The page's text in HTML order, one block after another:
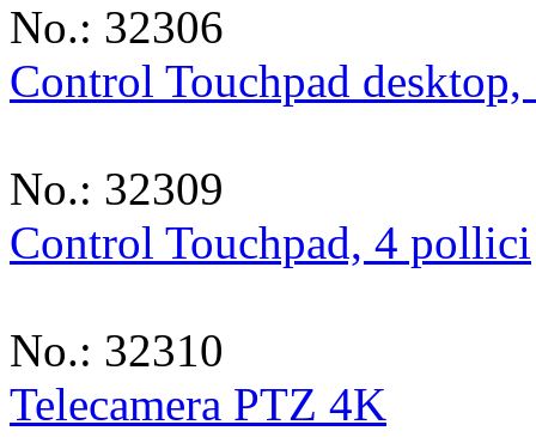
No.: 32306
Control Touchpad
No.: 32309
Control Touchpad, 4 pollici
No.: 32310
Telecamera PTZ 4K